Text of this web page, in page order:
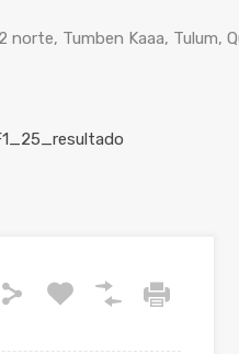
norte, Tumben Kaaa, Tulum,